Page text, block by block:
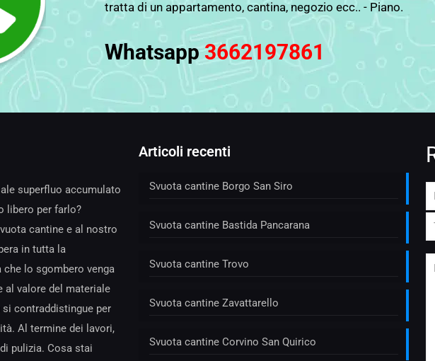
tratta di un appartamento, cantina, negozio ecc.. - Piano.
Whatsapp 3662197861
superfluo accumulato
libero per farlo?
cantine e al nostro
in tutta la
lo sgombero venga
al valore del materiale
contraddistingue per
Al termine dei lavori,
pulizia. Cosa stai
Articoli recenti
Svuota cantine Borgo San Siro
Svuota cantine Bastida Pancarana
Svuota cantine Trovo
Svuota cantine Zavattarello
Svuota cantine Corvino San Quirico